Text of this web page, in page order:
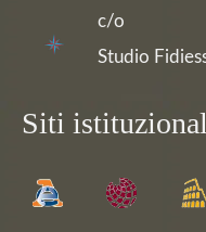
c/o
Studio
Siti